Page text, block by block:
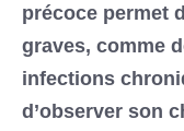
précoce permet
graves, comme
infections
d’observer son